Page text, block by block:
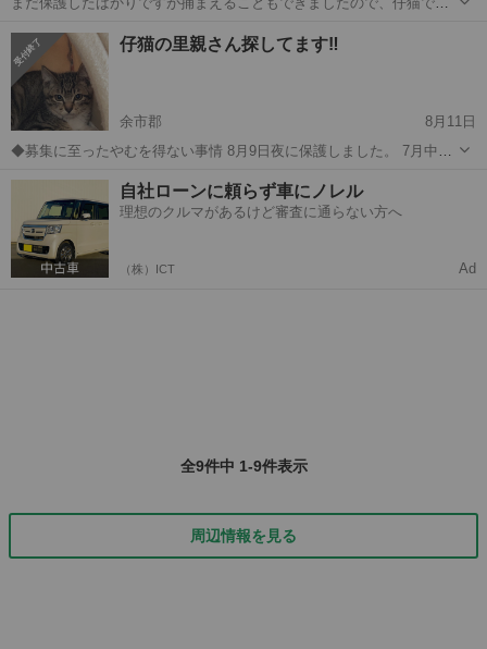
いたっぽく、偶然見つけて保護しました。一緒にいた兄妹は貰い手が
見つかりあとはこの子だけになりまし...
北海道 余市郡 上野幌駅 猫 トライアル
仔猫の里親さん探してます‼︎
余市郡
8月11日
◆募集に至ったやむを得ない事情 8月9日夜に保護しました。 7月中旬
宅近くの車通りの多い道路を、子ずれで私の車の前を横切り、本当に
驚きました。こんな道路を渡るの？...
北海道 余市郡 去勢手術
自社ローンに頼らず車にノレル
理想のクルマがあるけど審査に通らない方へ
（株）ICT Ad
全9件中 1-9件表示
周辺情報を見る